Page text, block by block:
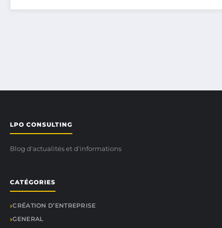
LPO CONSULTING
Blog d'actualités et d'informations
CATÉGORIES
CRÉATION D’ENTREPRISE
GENERAL